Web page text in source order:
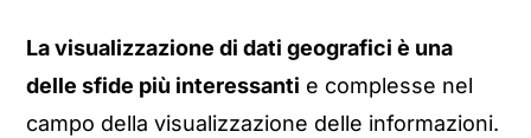
La visualizzazione di dati geografici è una
delle sfide più interessanti e complesse nel
campo della visualizzazione delle informazioni.